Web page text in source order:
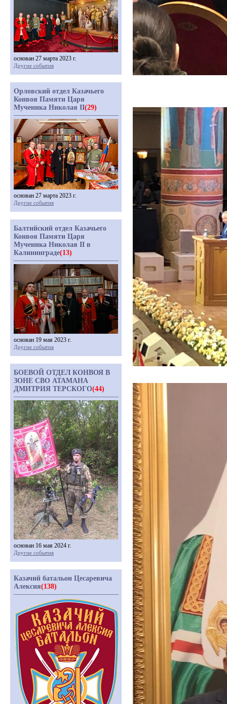
основан 27 марта 2023 г.
Другие события
Орловский отдел Казачьего
Конвоя Памяти Царя
Мученика Николая II(29)
основан 27 марта 2023 г.
Другие события
Балтийский отдел Казачьего
Конвоя Памяти Царя
Мученика Николая II в
Калининграде(13)
основан 19 мая 2023 г.
Другие события
БОЕВОЙ ОТДЕЛ КОНВОЯ В
ЗОНЕ СВО АТАМАНА
ДМИТРИЯ ТЕРСКОГО(44)
основан 16 мая 2024 г.
Другие события
Казачий батальон Цесаревича
Алексия(138)